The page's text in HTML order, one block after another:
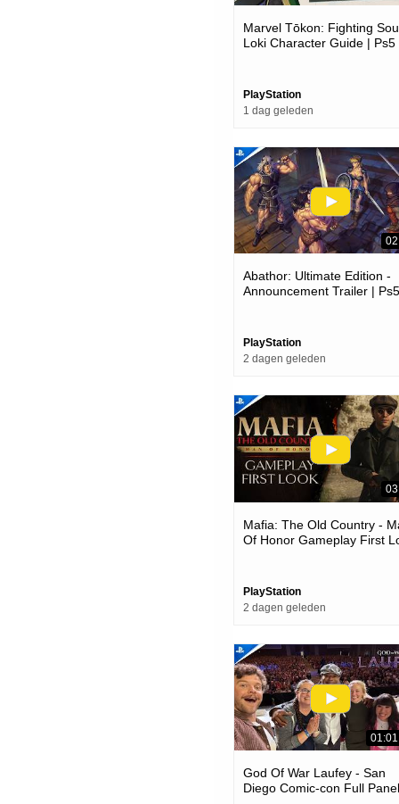
Marvel Tōkon: Fighting
Loki Character Guide | Ps5
PlayStation
1 dag geleden
Abathor: Ultimate Edition -
Announcement Trailer | Ps5
PlayStation
2 dagen geleden
Mafia: The Old Country -
Of Honor Gameplay First
PlayStation
2 dagen geleden
God Of War Laufey - San
Diego Comic-con Full